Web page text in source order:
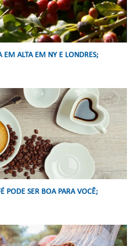
EM ALTA EM NY E LONDRES;
PODE SER BOA PARA VOCÊ;